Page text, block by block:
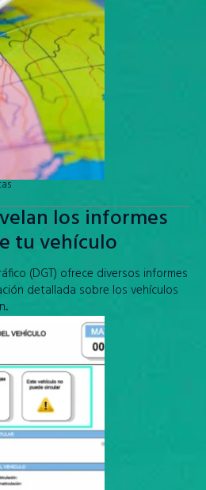
los informes
tu vehículo
(DGT) ofrece diversos informes
detallada sobre los vehículos